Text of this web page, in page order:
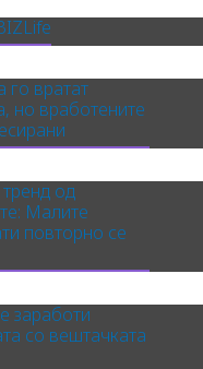
го вратат
но вработените
тренд од
Малите
повторно се
заработи
со вештачката